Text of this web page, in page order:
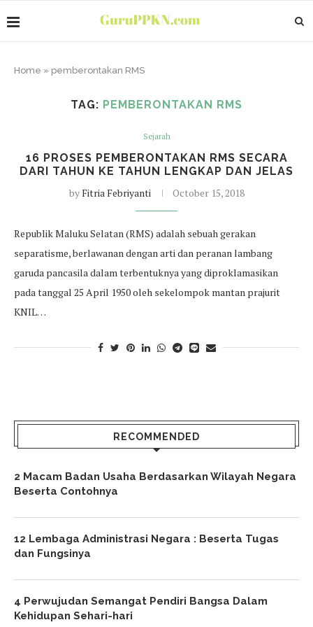
Home » pemberontakan RMS
TAG: PEMBERONTAKAN RMS
Sejarah
16 PROSES PEMBERONTAKAN RMS SECARA
DARI TAHUN KE TAHUN LENGKAP DAN JELAS
byFitria Febriyanti October 15, 2018
Republik Maluku Selatan (RMS) adalah sebuah gerakan
separatisme, berlawanan dengan arti dan peranan lambang
garuda pancasila dalam terbentuknya yang diproklamasikan
pada tanggal 25 April 1950 oleh sekelompok mantan prajurit
KNIL…
RECOMMENDED
2 Macam Badan Usaha Berdasarkan Wilayah Negara
Beserta Contohnya
12 Lembaga Administrasi Negara : Beserta Tugas
dan Fungsinya
4 Perwujudan Semangat Pendiri Bangsa Dalam
Kehidupan Sehari-hari